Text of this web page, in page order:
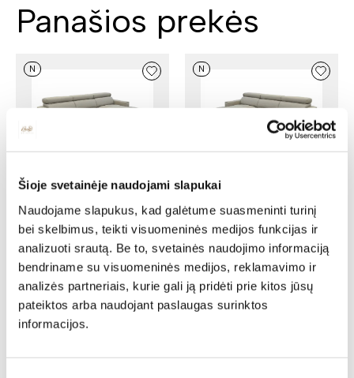
Šioje svetainėje naudojami slapukai
Naudojame slapukus, kad galėtume suasmeninti turinį
bei skelbimus, teikti visuomeninės medijos funkcijas ir
analizuoti srautą. Be to, svetainės naudojimo informaciją
bendriname su visuomeninės medijos, reklamavimo ir
analizės partneriais, kurie gali ją pridėti prie kitos jūsų
pateiktos arba naudojant paslaugas surinktos
informacijos.
Panašios prekės
N
Kampas PANTEO 2,5FL-
LRBOX
Ilgis: 180 cm, Plotis: 104 cm,
Aukštis: 81 cm
N
Kampas PANTEO LLBOX-
2,5FR
Ilgis: 180 cm, Plotis: 104 cm,
Aukštis: 81 cm
Yra kelių spalvų
2575,00
N